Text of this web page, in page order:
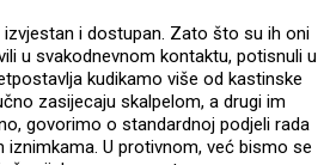
izvjestan i dostupan. Zato što su ih oni
u svakodnevnom kontaktu, potisnuli u
kudikamo više od kastinske
zasijecaju skalpelom, a drugi im
govorimo o standardnoj podjeli rada
U protivnom, već bismo se